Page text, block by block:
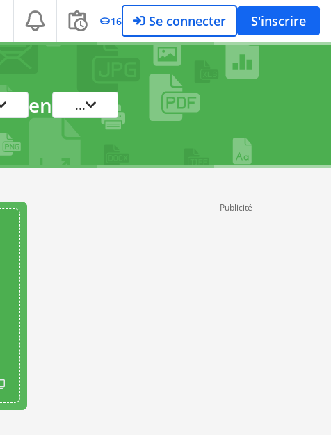
16 Se connecter S'inscrire
en ...
Publicité